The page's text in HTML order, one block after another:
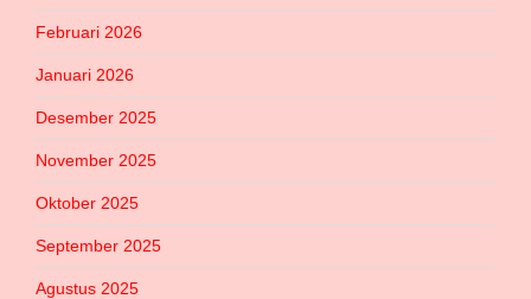
Februari 2026
Januari 2026
Desember 2025
November 2025
Oktober 2025
September 2025
Agustus 2025